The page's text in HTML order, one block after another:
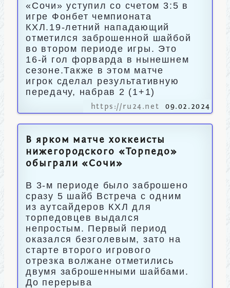
«Сочи» уступил со счетом 3:5 в
игре Фонбет чемпионата
КХЛ.19-летний нападающий
отметился заброшенной шайбой
во втором периоде игры. Это
16-й гол форварда в нынешнем
сезоне.Также в этом матче
игрок сделал результативную
передачу, набрав 2 (1+1)
https://ru24.net 09.02.2024
В ярком матче хоккеисты
нижегородского «Торпедо»
обыграли «Сочи»
В 3‑м периоде было заброшено
сразу 5 шайб Встреча с одним
из аутсайдеров КХЛ для
торпедовцев выдался
непростым. Первый период
оказался безголевым, зато на
старте второго игрового
отрезка волжане отметились
двумя заброшенными шайбами.
До перерыва